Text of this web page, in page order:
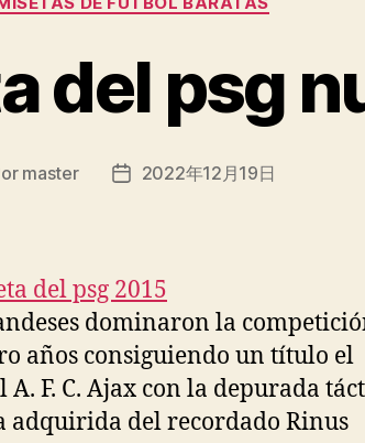
del psg
master
Fecha2022年12月19日
dominaron la
años consiguiendo un título el
F. C. Ajax con la depurada
adquirida del recordado Rinus